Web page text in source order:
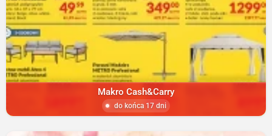
Makro Cash&Carry
do końca 17 dni